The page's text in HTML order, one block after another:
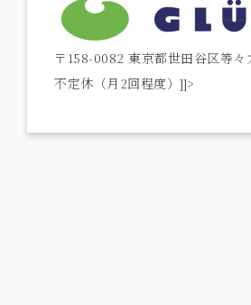
〒158-0082 東京都世田谷区等
不定休（月2回程度）]]>